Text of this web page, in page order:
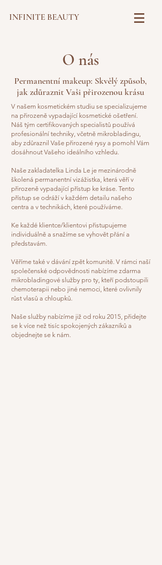
INFINITE BEAUTY
O nás
Permanentní makeup: Skvělý způsob,
jak zdůraznit Vaši přirozenou krásu
V našem kosmetickém studiu se specializujeme
na přirozeně vypadající kosmetické ošetření.
Náš tým certifikovaných specialistů používá
profesionální techniky, včetně mikrobladingu,
aby zdůraznil Vaše přirozené rysy a pomohl Vám
dosáhnout Vašeho ideálního vzhledu.
Naše zakladatelka Linda Le je mezinárodně
školená permanentní vizážistka, která věří v
přirozeně vypadající přístup ke kráse. Tento
přístup se odráží v každém detailu našeho
centra a v technikách, které používáme.
Ke každé klientce/klientovi přistupujeme
individuálně a snažíme se vyhovět přání a
představám.
Věříme také v dávání zpět komunitě. V rámci naší
společenské odpovědnosti nabízíme zdarma
mikrobladingové služby pro ty, kteří podstoupili
chemoterapii nebo jiné nemoci, které ovlivnily
růst vlasů a chloupků.
Naše služby nabízíme již od roku 2015, přidejte
se k více než tisíc spokojených zákazníků a
objednejte se k nám.